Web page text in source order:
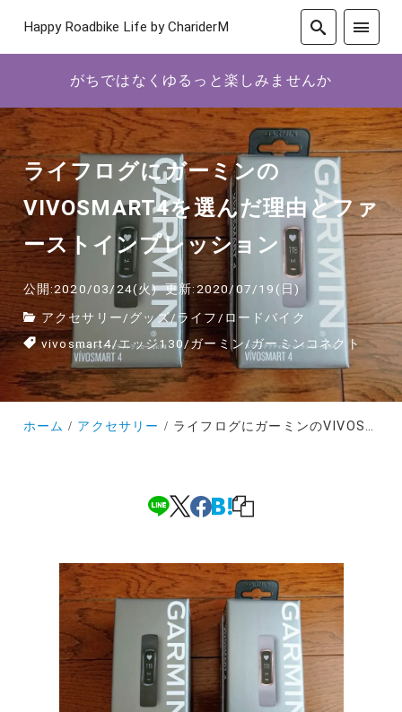
Happy Roadbike Life by ChariderM
がちではなくゆるっと楽しみませんか
ライフログにガーミンの
VIVOSMART4を選んだ理由とファ
ーストインプレッション
公開:2020/03/24(火) 更新:2020/07/19(日)
アクセサリー/グッズ/ライフ / ロードバイク
vivosmart4/エッジ130/ガーミン/ガーミンコネクト
ホーム アクセサリー ライフログにガーミンのVIVOSMART4を選んだ理由とファーストインプレッション